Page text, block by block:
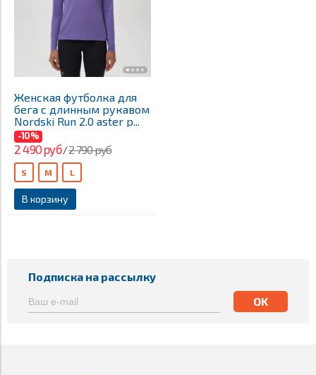
Женская футболка для
бега с длинным рукавом
Nordski Run 2.0 aster p...
-10%
2 490 руб/2 790 руб
В корзину
S M L
Подписка на рассылку